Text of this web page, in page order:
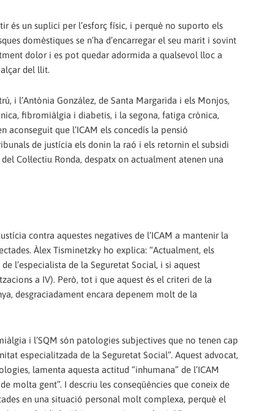
és un suplici per l’esforç físic, i perquè no suporto els
domèstiques se n’ha d’encarregar el seu marit i sovint
dolor i es pot quedar adormida a qualsevol lloc a
del llit.
i l’Antònia González, de Santa Margarida i els Monjos,
fibromiàlgia i diabetis, i la segona, fatiga crònica,
que l’ICAM els concedís la pensió
de justícia els donin la raó i els retornin el subsidi
Col·lectiu Ronda, despatx on actualment atenen una
contra aquestes negatives de l’ICAM a mantenir la
Àlex Tisminetzky ho explica: “Actualment, els
l’especialista de la Seguretat Social, i si aquest
a IV). Però, tot i que aquest és el criteri de la
desgraciadament encara depenem molt de la
i l’SQM són patologies subjectives que no tenen cap
especialitzada de la Seguretat Social”. Aquest advocat,
lamenta aquesta actitud “inhumana” de l’ICAM
molta gent”. I descriu les conseqüències que coneix de
en una situació personal molt complexa, perquè el